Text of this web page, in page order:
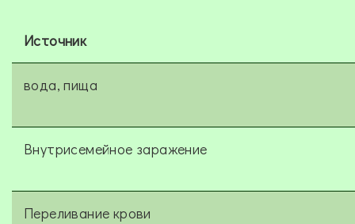
Источник
вода, пища
Внутрисемейное заражение
Переливание крови